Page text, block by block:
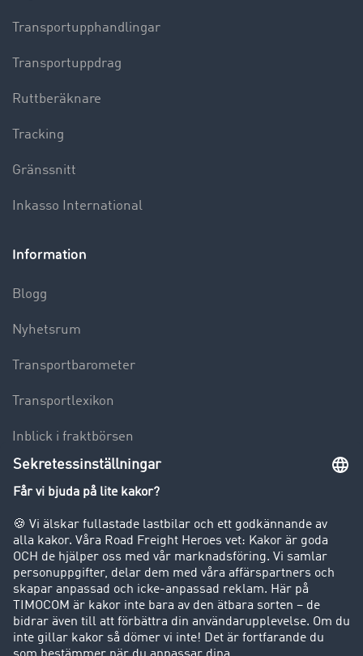
Transportupphandlingar
Transportuppdrag
Ruttberäknare
Tracking
Gränssnitt
Inkasso International
Information
Blogg
Nyhetsrum
Transportbarometer
Transportlexikon
Inblick i fraktbörsen
Körförbud för lastbilar
Företag
Kunder värvar kunder
Success Stories
Support